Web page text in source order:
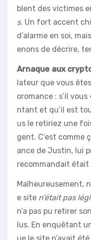
blent des victimes
s. Un fort accent
d’alarme en soi,
enons de décrire,
Arnaque aux
lateur que vous
oromance : s’il
ntant et qu’il est
us le retiriez une
gent. C’est comme
ance de Justin, lui
recommandait était
Malheureusement,
e site n’était pas
n’a pas pu retirer
lus. En enquêtant